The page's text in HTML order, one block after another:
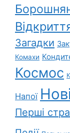
Загадки
Комахи
Космос
Напої
Перші